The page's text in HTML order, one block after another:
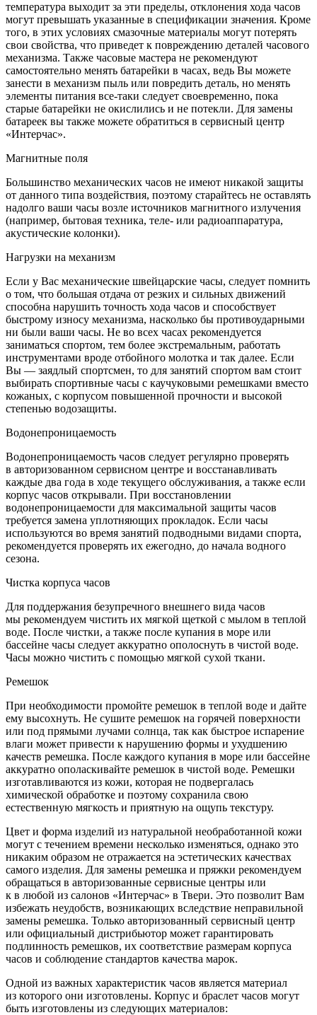
температура выходит за эти пределы, отклонения хода часов
могут превышать указанные в спецификации значения. Кроме
того, в этих условиях смазочные материалы могут потерять
свои свойства, что приведет к повреждению деталей часового
механизма. Также часовые мастера не рекомендуют
самостоятельно менять батарейки в часах, ведь Вы можете
занести в механизм пыль или повредить деталь, но менять
элементы питания все-таки следует своевременно, пока
старые батарейки не окислились и не потекли. Для замены
батареек вы также можете обратиться в сервисный центр
«Интерчас».
Магнитные поля
Большинство механических часов не имеют никакой защиты
от данного типа воздействия, поэтому старайтесь не оставлять
надолго ваши часы возле источников магнитного излучения
(например, бытовая техника, теле- или радиоаппаратура,
акустические колонки).
Нагрузки на механизм
Если у Вас механические швейцарские часы, следует помнить
о том, что большая отдача от резких и сильных движений
способна нарушить точность хода часов и способствует
быстрому износу механизма, насколько бы противоударными
ни были ваши часы. Не во всех часах рекомендуется
заниматься спортом, тем более экстремальным, работать
инструментами вроде отбойного молотка и так далее. Если
Вы — заядлый спортсмен, то для занятий спортом вам стоит
выбирать спортивные часы с каучуковыми ремешками вместо
кожаных, с корпусом повышенной прочности и высокой
степенью водозащиты.
Водонепроницаемость
Водонепроницаемость часов следует регулярно проверять
в авторизованном сервисном центре и восстанавливать
каждые два года в ходе текущего обслуживания, а также если
корпус часов открывали. При восстановлении
водонепроницаемости для максимальной защиты часов
требуется замена уплотняющих прокладок. Если часы
используются во время занятий подводными видами спорта,
рекомендуется проверять их ежегодно, до начала водного
сезона.
Чистка корпуса часов
Для поддержания безупречного внешнего вида часов
мы рекомендуем чистить их мягкой щеткой с мылом в теплой
воде. После чистки, а также после купания в море или
бассейне часы следует аккуратно ополоснуть в чистой воде.
Часы можно чистить с помощью мягкой сухой ткани.
Ремешок
При необходимости промойте ремешок в теплой воде и дайте
ему высохнуть. Не сушите ремешок на горячей поверхности
или под прямыми лучами солнца, так как быстрое испарение
влаги может привести к нарушению формы и ухудшению
качеств ремешка. После каждого купания в море или бассейне
аккуратно ополаскивайте ремешок в чистой воде. Ремешки
изготавливаются из кожи, которая не подвергалась
химической обработке и поэтому сохранила свою
естественную мягкость и приятную на ощупь текстуру.
Цвет и форма изделий из натуральной необработанной кожи
могут с течением времени несколько изменяться, однако это
никаким образом не отражается на эстетических качествах
самого изделия. Для замены ремешка и пряжки рекомендуем
обращаться в авторизованные сервисные центры или
к в любой из салонов «Интерчас» в Твери. Это позволит Вам
избежать неудобств, возникающих вследствие неправильной
замены ремешка. Только авторизованный сервисный центр
или официальный дистрибьютор может гарантировать
подлинность ремешков, их соответствие размерам корпуса
часов и соблюдение стандартов качества марок.
Одной из важных характеристик часов является материал
из которого они изготовлены. Корпус и браслет часов могут
быть изготовлены из следующих материалов: